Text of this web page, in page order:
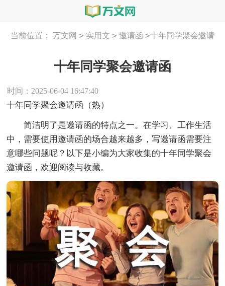
当前位置： 万文网 > 实用文 > 邀请函 >十年同学聚会邀请
十年同学聚会邀请函
时间：2025-06-04 16:47:40
十年同学聚会邀请函（热）
简洁明了是邀请函的特点之一。在学习、工作生活
中，需要使用邀请函的场合越来越多，写邀请函需要注
意哪些问题呢？以下是小编为大家收集的十年同学聚会
邀请函，欢迎阅读与收藏。